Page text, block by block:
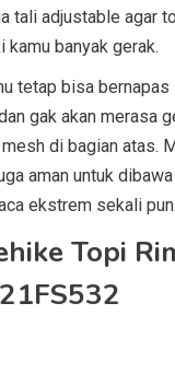
tali adjustable agar
banyak gerak.
tetap bisa
gak akan merasa
di bagian atas.
aman untuk
ekstrem sekali pun.
Topi